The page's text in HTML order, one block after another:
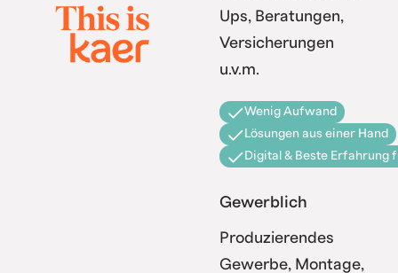
Ups, Beratungen,
Versicherungen
u.v.m.
Wenig Aufwand
Lösungen aus einer Hand
Digital & Beste Erfahrung
Gewerblich
Produzierendes
Gewerbe, Montage,